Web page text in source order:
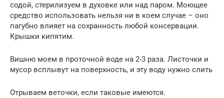
содой, стерилизуем в духовке или над паром. Моющее
средство использовать нельзя ни в коем случае – оно
пагубно влияет на сохранность любой консервации.
Крышки кипятим.
Вишню моем в проточной воде на 2-3 раза. Листочки и
мусор всплывут на поверхность, и эту воду нужно слить
Отрываем веточки, если таковые имеются.